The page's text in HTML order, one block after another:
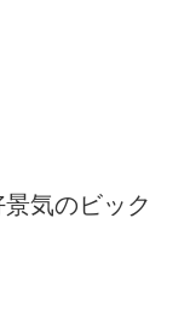
気のビック